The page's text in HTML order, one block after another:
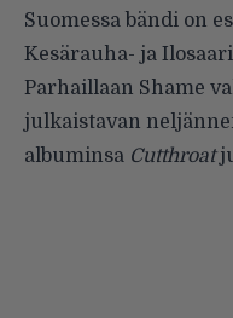
Suomessa bändi on
Kesärauha- ja
Parhaillaan Shame
julkaistavan
albuminsa Cutthroat